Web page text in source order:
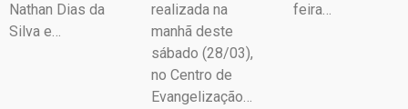
Nathan Dias da
Silva e…
realizada na
manhã deste
sábado (28/03),
no Centro de
Evangelização…
feira…